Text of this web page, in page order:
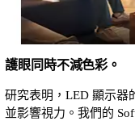
護眼同時不減色彩。
研究表明，LED 顯示器
並影響視力。我們的